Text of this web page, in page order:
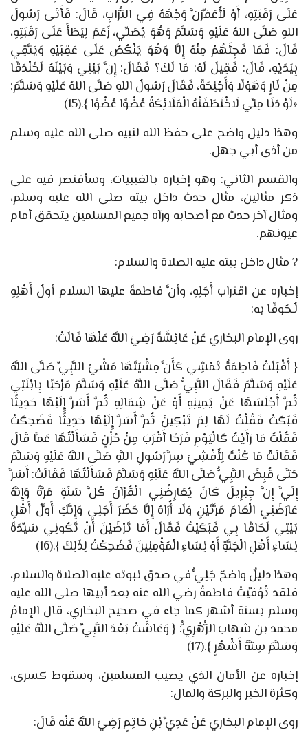
عَلَى رَقَبَتِهِ، أَوْ لَأُعَفِّرَنَّ وَجْهَهُ فِي التُّرَابِ، قَالَ: فَأَتَى رَسُولَ
اللهِ صَلَّى اللهُ عَلَيْهِ وَسَلَّمَ وَهُوَ يُصَلِّي، زَعَمَ لِيَطَأَ عَلَى رَقَبَتِهِ،
قَالَ: فَمَا فَجِئَهُمْ مِنْهُ إِلَّا وَهُوَ يَنْكُصُ عَلَى عَقِبَيْهِ وَيَتَّقِي
بِيَدَيْهِ، قَالَ: فَقِيلَ لَهُ: مَا لَكَ؟ فَقَالَ: إِنَّ بَيْنِي وَبَيْنَهُ لَخَنْدَقًا
مِنْ نَارٍ وَهَوْلًا وَأَجْنِحَةً، فَقَالَ رَسُولُ اللهِ صَلَّى اللهُ عَلَيْهِ وَسَلَّمَ:
«لَوْ دَنَا مِنِّي لَاخْتَطَفَتْهُ الْمَلَائِكَةُ عُضْوًا عُضْوًا }.
(15)
وهذا دليل واضح على حفظ الله لنبيه صلى الله عليه وسلم
من أذى أبي جهل.
والقسم الثاني: وهوإخباره بالغيبيات، وسأقتصر فيه على
ذكر مثالين، مثال حدث داخل بيته صلى الله عليه وسلم،
ومثال آخر حدث مع أصحابه ورآه جميع المسلمين يتحقق أمام
عيونهم.
?مثال داخل بيته عليه الصلاة والسلام:
إخباره عن اقتراب أَجَلِهِ، وأنَّ فاطمةَ عليها السلام أولُ أَهْلِهِ
لُـحُوقًا به:
روى الإمام البخاري عَنْ عَائِشَةَ رَضِيَ اللَّهُ عَنْهَا قَالَتْ:
{أَقْبَلَتْ فَاطِمَةُ تَمْشِي كَأَنَّ مِشْيَتَهَا مَشْيُ النَّبِيِّ صَلَّى اللَّهُ
عَلَيْهِ وَسَلَّمَ فَقَالَ النَّبِيُّ صَلَّى اللَّهُ عَلَيْهِ وَسَلَّمَ مَرْحَبًا بِابْنَتِي
ثُمَّ أَجْلَسَهَا عَنْ يَمِينِهِ أَوْ عَنْ شِمَالِهِ ثُمَّ أَسَرَّ إِلَيْهَا حَدِيثًا
فَبَكَتْ فَقُلْتُ لَهَا لِمَ تَبْكِينَ ثُمَّ أَسَرَّ إِلَيْهَا حَدِيثًا فَضَحِكَتْ
فَقُلْتُ مَا رَأَيْتُ كَالْيَوْمِ فَرَحًا أَقْرَبَ مِنْ حُزْنٍ فَسَأَلْتُهَا عَمَّا قَالَ
فَقَالَتْ مَا كُنْتُ لِأُفْشِيَ سِرَّ رَسُولِ اللَّهِ صَلَّى اللَّهُ عَلَيْهِ وَسَلَّمَ
حَتَّى قُبِضَ النَّبِيُّ صَلَّى اللَّهُ عَلَيْهِ وَسَلَّمَ فَسَأَلْتُهَا فَقَالَتْ: أَسَرَّ
إِلَيَّ إِنَّ جِبْرِيلَ كَانَ يُعَارِضُنِي الْقُرْآنَ كُلَّ سَنَةٍ مَرَّةً وَإِنَّهُ
عَارَضَنِي الْعَامَ مَرَّتَيْنِ وَلَا أُرَاهُ إِلَّا حَضَرَ أَجَلِي وَإِنَّكِ أَوَّلُ أَهْلِ
بَيْتِي لَحَاقًا بِي فَبَكَيْتُ فَقَالَ أَمَا تَرْضَيْنَ أَنْ تَكُونِي سَيِّدَةَ
نِسَاءِ أَهْلِ الْجَنَّةِ أَوْ نِسَاءِ الْمُؤْمِنِينَ فَضَحِكْتُ لِذَلِكَ }.
(16)
وهذا دليلٌ واضحٌ جَلِيُّ في صدق نبوته عليه الصلاة والسلام،
فلقد تُوُفِّيَتْ فاطمةُ رضي الله عنه بعد أبيها صلى الله عليه
وسلم بستة أشهر كما جاء في صحيح البخاري، قال الإمامُ
محمد بن شهاب الزُّهْرِيُّ: {وَعَاشَتْ بَعْدَ النَّبِيِّ صَلَّى اللَّهُ عَلَيْهِ
وَسَلَّمَ سِتَّةَ أَشْهُرٍ }.
(17)
إخباره عن الأمان الذي يصيب المسلمين، وسقوط كسرى،
وكثرة الخير والبركة والمال:
روى الإمام البخاري عَنْ عَدِيِّ بْنِ حَاتِمٍ رَضِيَ اللَّهُ عَنْه قَالَ: